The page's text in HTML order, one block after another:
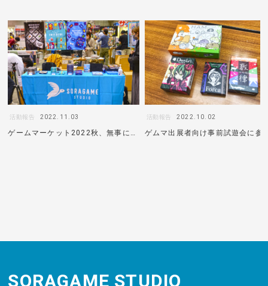
活動報告 2022.11.03
ゲームマーケット2022秋、無事に終
活動報告 2022.10.02
ゲムマ出展者向け事前試遊会に参